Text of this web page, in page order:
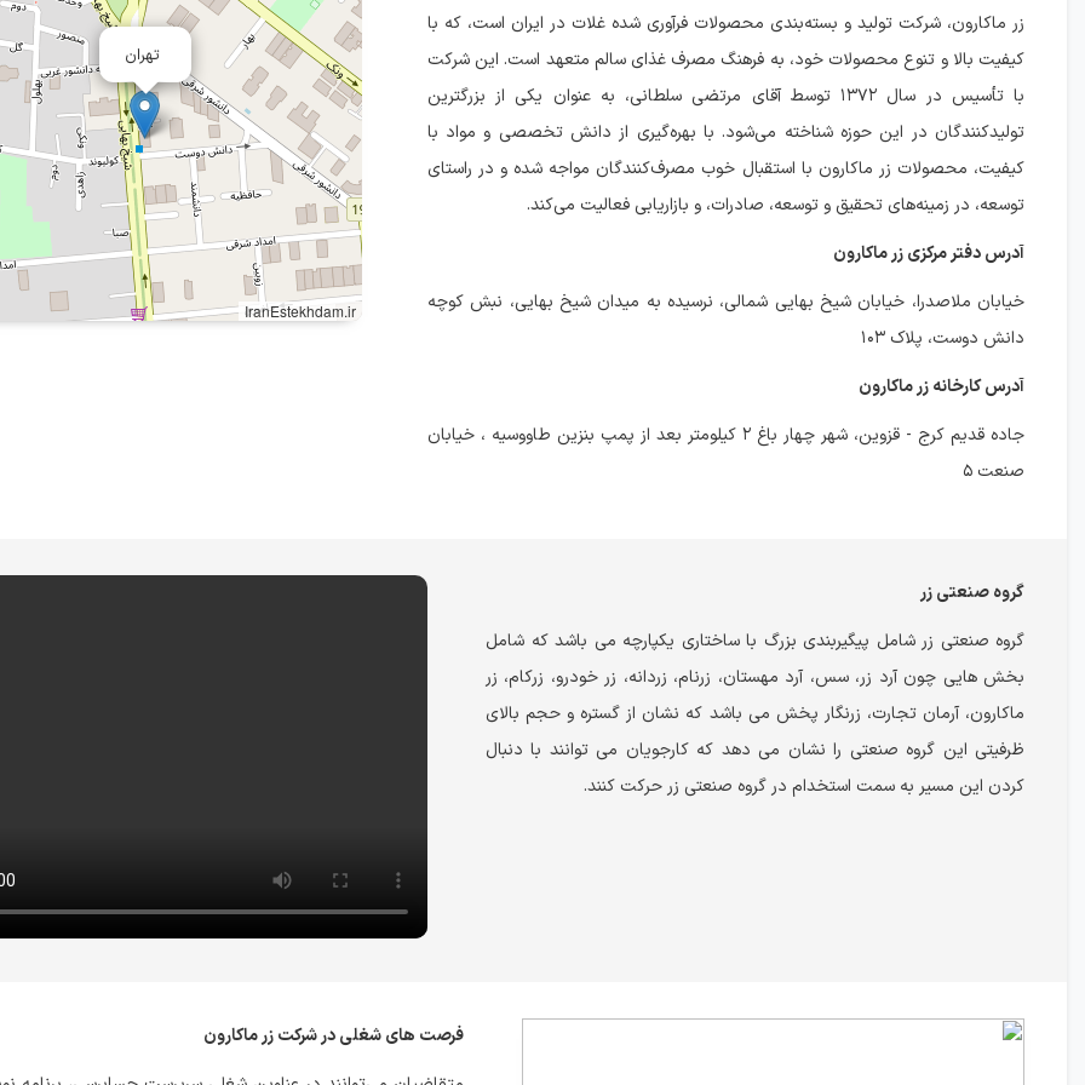
زر ماکارون، شرکت تولید و بسته‌بندی محصولات فرآوری شده غلات در ایران است، که با
کیفیت بالا و تنوع محصولات خود، به فرهنگ مصرف غذای سالم متعهد است. این شرکت
با تأسیس در سال ۱۳۷۲ توسط آقای مرتضی سلطانی، به عنوان یکی از بزرگترین
تولیدکنندگان در این حوزه شناخته می‌شود. با بهره‌گیری از دانش تخصصی و مواد با
کیفیت، محصولات زر ماکارون با استقبال خوب مصرف‌کنندگان مواجه شده و در راستای
توسعه، در زمینه‌های تحقیق و توسعه، صادرات، و بازاریابی فعالیت می‌کند.
آدرس دفتر مرکزی زر ماکارون
خیابان ملاصدرا، خیابان شيخ بهايی شمالی، نرسیده به میدان شیخ بهایی، نبش کوچه
دانش دوست، پلاک ۱۰۳
آدرس کارخانه زر ماکارون
جاده قديم کرج - قزوين، شهر چهار باغ ۲ کيلومتر بعد از پمپ بنزين طاووسيه ، خیابان
صنعت ۵
تهران
IranEstekhdam.ir
گروه صنعتی زر
گروه صنعتی زر شامل پیگیربندی بزرگ با ساختاری یکپارچه می باشد که شامل
بخش هایی چون آرد زر، سس، آرد مهستان، زرنام، زردانه، زر خودرو، زرکام، زر
ماکارون، آرمان تجارت، زرنگار پخش می باشد که نشان از گستره و حجم بالای
ظرفیتی این گروه صنعتی را نشان می دهد که کارجویان می توانند با دنبال
کردن این مسیر به سمت استخدام در گروه صنعتی زر حرکت کنند.
فرصت های شغلی در شرکت زر ماکارون